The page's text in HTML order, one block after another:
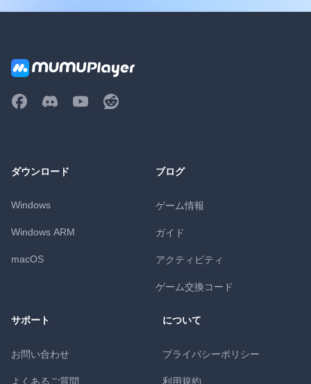
ダウンロード
Windows
Windows ARM
macOS
ブログ
ゲーム情報
ガイド
アクティビティ
ゲーム交換コード
サポート
お問い合わせ
よくあるご質問
について
プライバシーポリシー
利用規約